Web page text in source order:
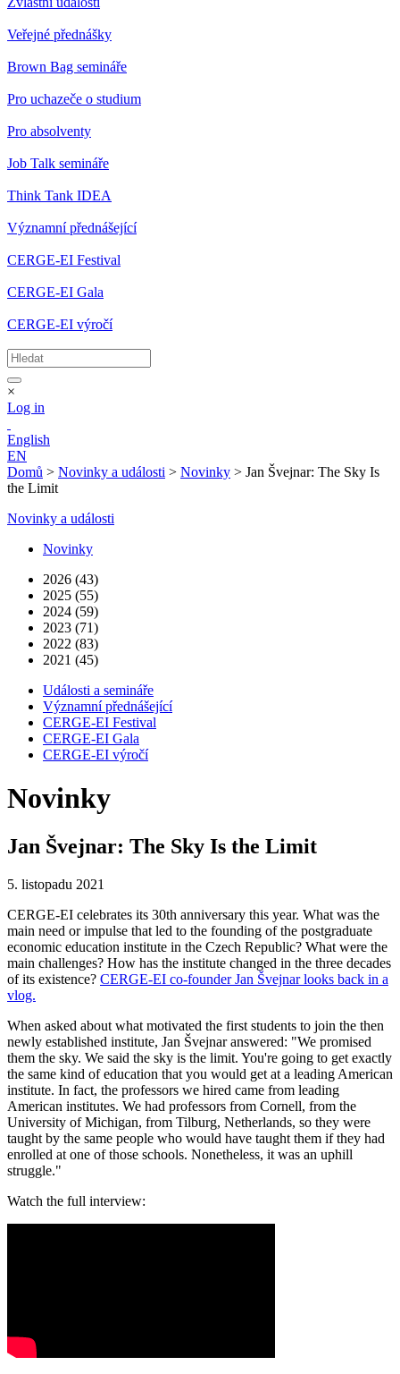
Veřejné přednášky
Brown Bag semináře
Pro uchazeče o studium
Pro absolventy
Job Talk semináře
Think Tank IDEA
Významní přednášející
CERGE-EI Festival
CERGE-EI Gala
CERGE-EI výročí
×
Log in
English
EN
Domů > Novinky a události > Novinky > Jan Švejnar: The Sky Is
the Limit
Novinky a události
Novinky
2026 (43)
2025 (55)
2024 (59)
2023 (71)
2022 (83)
2021 (45)
Události a semináře
Významní přednášející
CERGE-EI Festival
CERGE-EI Gala
CERGE-EI výročí
Novinky
Jan Švejnar: The Sky Is the Limit
5. listopadu 2021
CERGE-EI celebrates its 30th anniversary this year. What was the
main need or impulse that led to the founding of the postgraduate
economic education institute in the Czech Republic? What were the
main challenges? How has the institute changed in the three decades
of its existence? CERGE-EI co-founder Jan Švejnar looks back in a
vlog.
When asked about what motivated the first students to join the then
newly established institute, Jan Švejnar answered: "We promised
them the sky. We said the sky is the limit. You're going to get exactly
the same kind of education that you would get at a leading American
institute. In fact, the professors we hired came from leading
American institutes. We had professors from Cornell, from the
University of Michigan, from Tilburg, Netherlands, so they were
taught by the same people who would have taught them if they had
enrolled at one of those schools. Nonetheless, it was an uphill
struggle."
Watch the full interview: